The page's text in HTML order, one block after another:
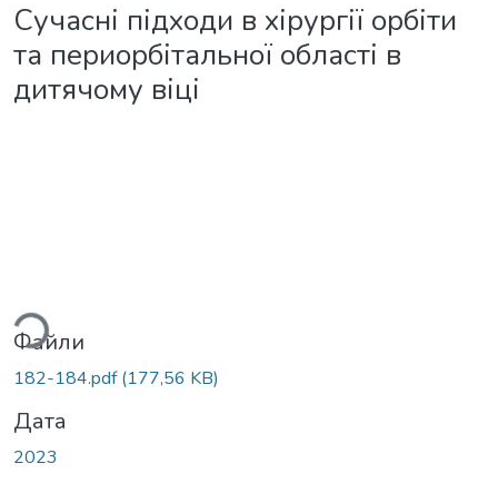
Сучасні підходи в хірургії орбіти
та периорбітальної області в
дитячому віці
Вантажиться...
Файли
182-184.pdf(177,56 KB)
Дата
2023